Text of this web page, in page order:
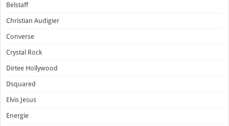
Belstaff
Christian Audigier
Converse
Crystal Rock
Dirtee Hollywood
Dsquared
Elvis Jesus
Energie